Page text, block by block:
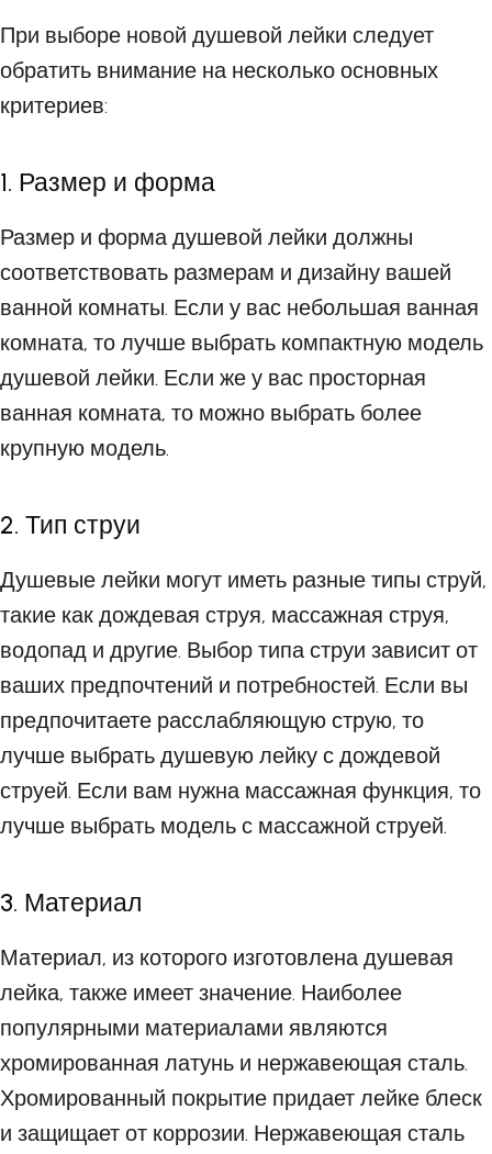
При выборе новой душевой лейки следует
обратить внимание на несколько основных
критериев:
1. Размер и форма
Размер и форма душевой лейки должны
соответствовать размерам и дизайну вашей
ванной комнаты. Если у вас небольшая ванная
комната, то лучше выбрать компактную модель
душевой лейки. Если же у вас просторная
ванная комната, то можно выбрать более
крупную модель.
2. Тип струи
Душевые лейки могут иметь разные типы струй,
такие как дождевая струя, массажная струя,
водопад и другие. Выбор типа струи зависит от
ваших предпочтений и потребностей. Если вы
предпочитаете расслабляющую струю, то
лучше выбрать душевую лейку с дождевой
струей. Если вам нужна массажная функция, то
лучше выбрать модель с массажной струей.
3. Материал
Материал, из которого изготовлена душевая
лейка, также имеет значение. Наиболее
популярными материалами являются
хромированная латунь и нержавеющая сталь.
Хромированный покрытие придает лейке блеск
и защищает от коррозии. Нержавеющая сталь